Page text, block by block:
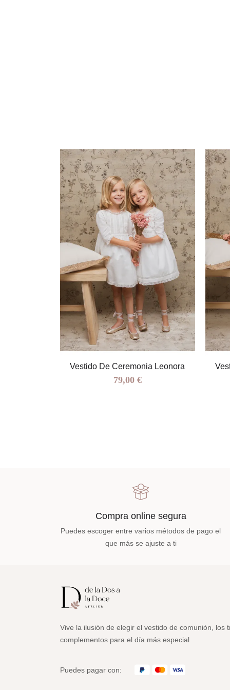
Vestido De Ceremonia Leonora
79,00 €
Compra online segura
Puedes escoger entre varios métodos de pago el
que más se ajuste a ti
Vive la ilusión de elegir el vestido de comunión, los
complementos para el día más especial
Puedes pagar con: